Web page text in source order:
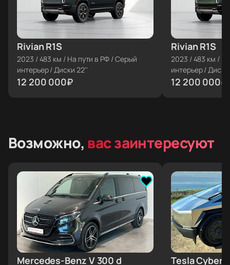
Rivian R1S
2023 /483 км / На пути в РФ /Серый
интерьер/Диски 22''
12 200 000₽
≈ €122 365 Rivian R1S
2023 /483 км /
интерьер/
12 200 000₽
≈ €122 365
Возможно, вас заинтересуют
Mercedes-Benz V 300 d
≈ €160 478
Tesla
≈ €173 100